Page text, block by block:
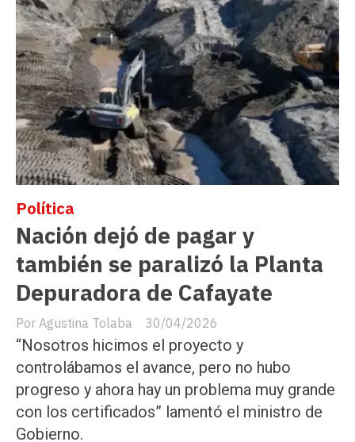
Nación dejó de pagar y
también se paralizó la Planta
Depuradora de Cafayate
Agustina Tolaba
Política
30/04/2026
“Nosotros hicimos el proyecto y
controlábamos el avance, pero no hubo
progreso y ahora hay un problema muy grande
con los certificados” lamentó el ministro de
Gobierno.